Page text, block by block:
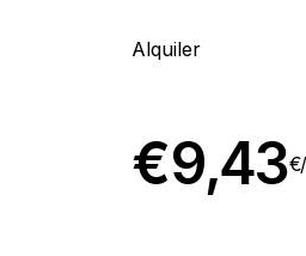
Alquiler
€9,43€/